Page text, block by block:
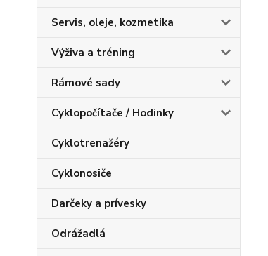
Servis, oleje, kozmetika
Výživa a tréning
Rámové sady
Cyklopočítače / Hodinky
Cyklotrenažéry
Cyklonosiče
Darčeky a prívesky
Odrážadlá